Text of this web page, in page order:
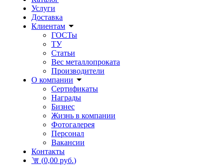
Услуги
Доставка
Клиентам
ГОСТы
ТУ
Статьи
Вес металлопроката
Производители
О компании
Сертификаты
Награды
Бизнес
Жизнь в компании
Фотогалерея
Персонал
Вакансии
Контакты
(0,00 руб.)